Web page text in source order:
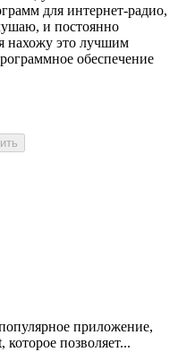
для интернет-радио,
и постоянно
нахожу это лучшим
обеспечение
приложение,
позволяет...